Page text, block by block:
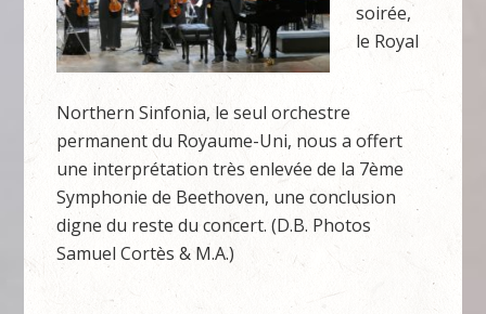
soirée,
le Royal
Northern Sinfonia, le seul orchestre
permanent du Royaume-Uni, nous a offert
une interprétation très enlevée de la 7ème
Symphonie de Beethoven, une conclusion
digne du reste du concert. (D.B. Photos
Samuel Cortès & M.A.)